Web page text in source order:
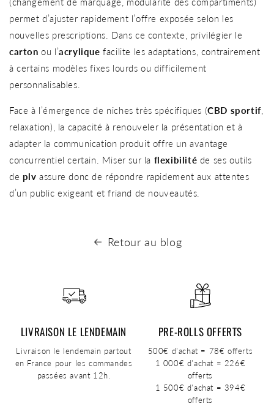
permet d’ajuster rapidement l’offre exposée selon les
nouvelles prescriptions. Dans ce contexte, privilégier le
carton ou l’acrylique facilite les adaptations, contrairement
à certains modèles fixes lourds ou difficilement
personnalisables.
Face à l’émergence de niches très spécifiques (CBD sportif,
relaxation), la capacité à renouveler la présentation et à
adapter la communication produit offre un avantage
concurrentiel certain. Miser sur la flexibilité de ses outils
de plv assure donc de répondre rapidement aux attentes
d’un public exigeant et friand de nouveautés.
Retour au blog
LIVRAISON LE LENDEMAIN
Livraison le lendemain partout
en France pour les commandes
passées avant 12h.
PRE-ROLLS OFFERTS
500€ d'achat = 78€ offerts
1 000€ d'achat = 226€
offerts
1 500€ d'achat = 394€
offerts